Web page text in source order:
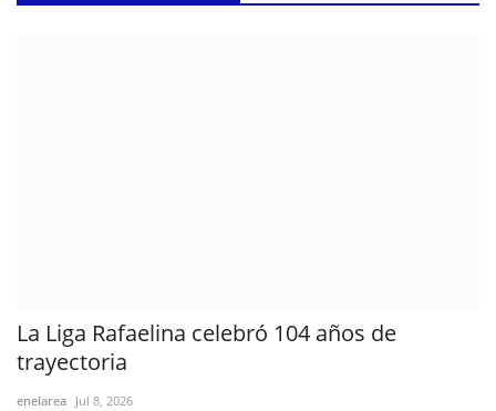
La Liga Rafaelina celebró 104 años de
trayectoria
enelarea Jul 8, 2026